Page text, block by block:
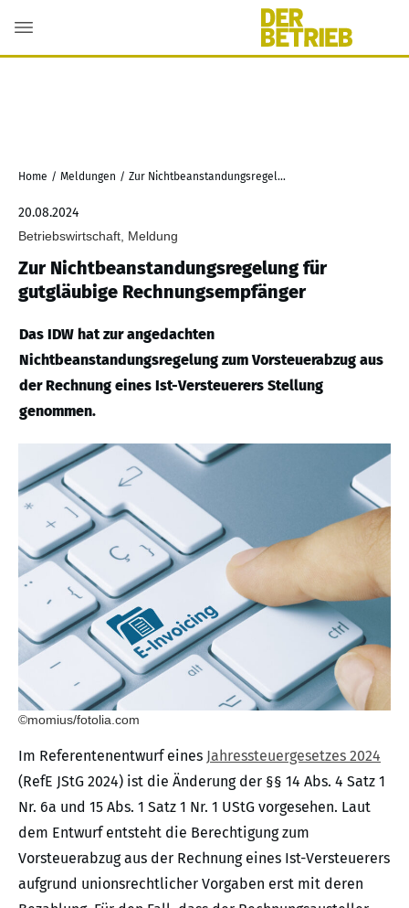
Home / Meldungen / Zur Nichtbeanstandungsregelung für gutgläubige Rechnungsempfänger
20.08.2024
Betriebswirtschaft, Meldung
Zur Nichtbeanstandungsregelung für
gutgläubige Rechnungsempfänger
Das IDW hat zur angedachten
Nichtbeanstandungsregelung zum Vorsteuerabzug aus
der Rechnung eines Ist-Versteuerers Stellung
genommen.
©momius/fotolia.com
Im Referentenentwurf eines Jahressteuergesetzes 2024
(RefE JStG 2024) ist die Änderung der §§ 14 Abs. 4 Satz 1
Nr. 6a und 15 Abs. 1 Satz 1 Nr. 1 UStG vorgesehen. Laut
dem Entwurf entsteht die Berechtigung zum
Vorsteuerabzug aus der Rechnung eines Ist-Versteuerers
aufgrund unionsrechtlicher Vorgaben erst mit deren